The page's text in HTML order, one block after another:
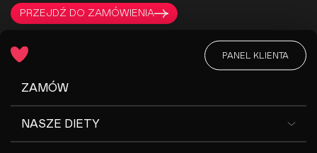
PRZEJDŹ DO ZAMÓWIENIA
PRODUKTY MOŻNA KUPIĆ DODAJĄC JE DO ZAMÓWIENIA DOWOLNEJ
PANEL KLIENTA
ZAMÓW
NASZE DIETY